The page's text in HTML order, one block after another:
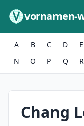
vornamen-
A B C D E
N
O P Q R
Chang